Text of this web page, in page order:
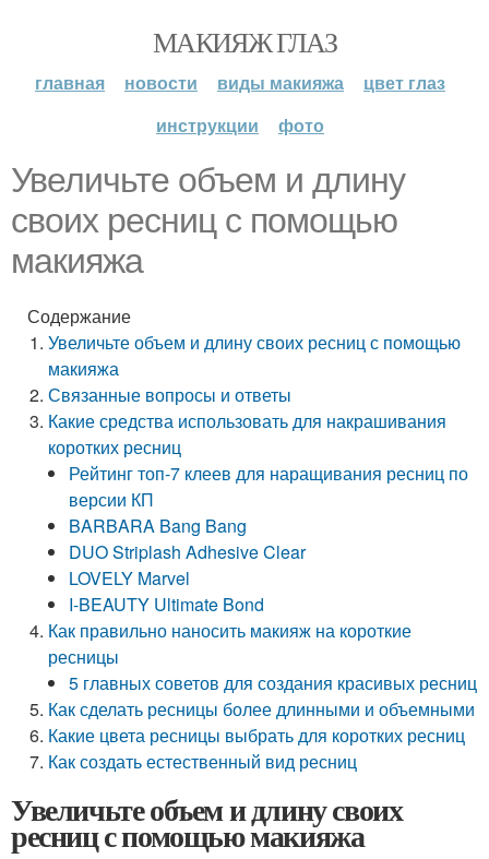
МАКИЯЖ ГЛАЗ
главная новости виды макияжа
цвет глаз
инструкции
фото
Увеличьте объем и длину
своих ресниц с помощью
макияжа
Содержание
Увеличьте объем и длину своих ресниц с помощью
макияжа
Связанные вопросы и ответы
Какие средства использовать для накрашивания
коротких ресниц
Рейтинг топ-7 клеев для наращивания ресниц по
версии КП
BARBARA Bang Bang
DUO Striplash Adhesive Clear
LOVELY Marvel
I-BEAUTY Ultimate Bond
Как правильно наносить макияж на короткие
ресницы
5 главных советов для создания красивых ресниц
Как сделать ресницы более длинными и объемными
Какие цвета ресницы выбрать для коротких ресниц
Как создать естественный вид ресниц
Увеличьте объем и длину своих
ресниц с помощью макияжа